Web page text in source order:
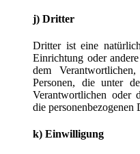
j) Dritter
Dritter ist eine
Einrichtung oder
dem
Personen, die unter
Verantwortlichen oder
die personenbezogenen
k) Einwilligung